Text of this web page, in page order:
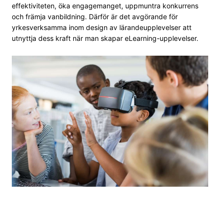
effektiviteten, öka engagemanget, uppmuntra konkurrens
och främja vanbildning. Därför är det avgörande för
yrkesverksamma inom design av lärandeupplevelser att
utnyttja dess kraft när man skapar eLearning-upplevelser.